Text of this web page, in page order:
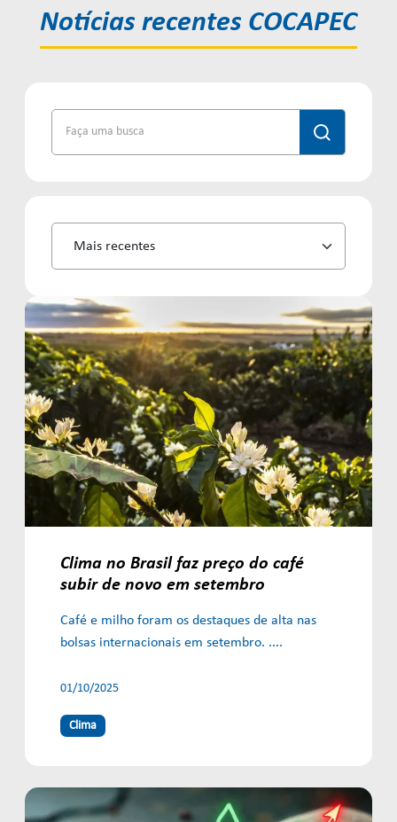
Notícias recentes COCAPEC
Clima no Brasil faz preço do café
subir de novo em setembro
Café e milho foram os destaques de alta nas
bolsas internacionais em setembro. ....
01/10/2025
Clima